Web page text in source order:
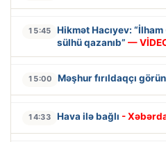
15:45
Hikmət Hacıyev:
sülhü qazanıb” —
15:00 Məşhur fırıldaqçı
14:33 Hava ilə bağlı -